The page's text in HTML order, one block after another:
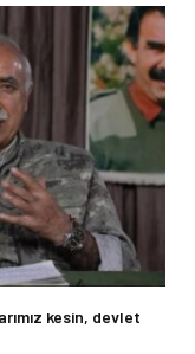
kesin, devlet